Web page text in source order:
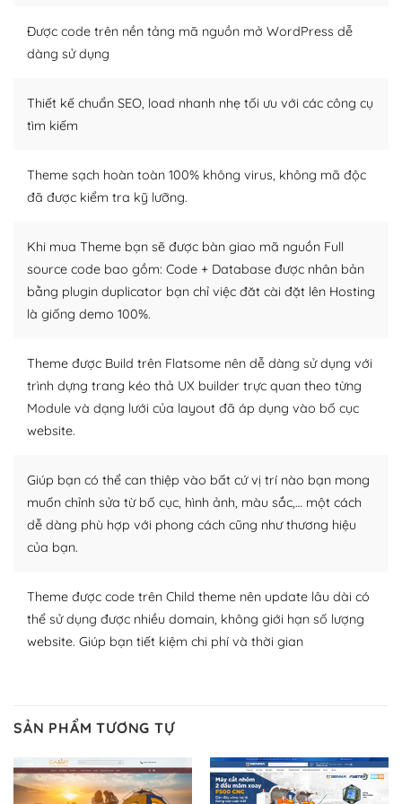
tìm kiếm chúng trên Internet hoặc nhờ chuyên gia.
– Sở hữu một cộng đồng lớn, sẵn sàng hỗ trợ
người cuồng tín WordPress.
kiếm những cộng đồng WordPress, họ sẽ giúp bạn trả
lời, giải đáp vấn đề của bạn.
Cộng đồng sử dụng WordPress sẵn sàng hỗ trợ bạn
Plugin mở rộng là thành phần cài đặt thêm vào
WordPress để tăng thêm các tính năng cần thiết. Có
nhiều plugin trả phí hoặc miễn phí.
plugin của WordPress rất phong phú. Bạn có thể thỏa
thích chọn lựa plugin và themes phù hợp cho mục đích
lập website của mình.
WordPress đa dạng plugin và themes
– Dễ sử dụng
Với mọi Hosting bất kỳ thì WordPress đều có thể dễ
Và bạn có toàn quyền tự do khi quyết định nơi lưu trữ
trang web WordPress của bạn.
Dễ dàng lựa chọn Hosting cho website WordPress
Được code trên nền tảng mã nguồn mở WordPress dễ
dàng sử dụng
Thiết kế chuẩn SEO, load nhanh nhẹ tối ưu với các công cụ
tìm kiếm
Theme sạch hoàn toàn 100% không virus, không mã độc
đã được kiểm tra kỹ lưỡng.
Khi mua Theme bạn sẽ được bàn giao mã nguồn Full
source code bao gồm: Code + Database được nhân bản
bằng plugin duplicator bạn chỉ việc đăt cài đặt lên Hosting
là giống demo 100%.
Theme được Build trên Flatsome nên dễ dàng sử dụng với
trình dựng trang kéo thả UX builder trực quan theo từng
Module và dạng lưới của layout đã áp dụng vào bố cục
website.
Giúp bạn có thể can thiệp vào bất cứ vị trí nào bạn mong
muốn chỉnh sửa từ bố cục, hình ảnh, màu sắc,… một cách
dễ dàng phù hợp với phong cách cũng như thương hiệu
của bạn.
Theme được code trên Child theme nên update lâu dài có
thể sử dụng được nhiều domain, không giới hạn số lượng
website. Giúp bạn tiết kiệm chi phí và thời gian
SẢN PHẨM TƯƠNG TỰ